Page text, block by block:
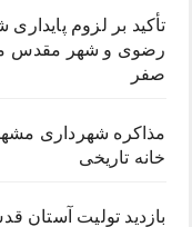
تأکید بر لزوم
رضوی و شهر مقدس
صفر
خانه تاریخی
بازدید تولیت آستان